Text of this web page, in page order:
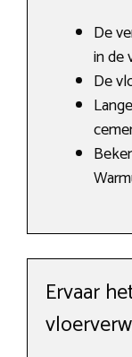
De
in de
De
Ervaar